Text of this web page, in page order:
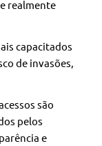
realmente
capacitados
de invasões,
são
pelos
e